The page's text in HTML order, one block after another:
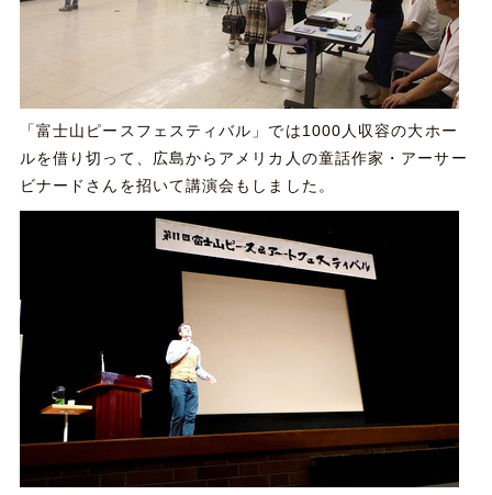
「富士山ピースフェスティバル」では1000人収容の大ホー
ルを借り切って、広島からアメリカ人の童話作家・アーサー
ビナードさんを招いて講演会もしました。